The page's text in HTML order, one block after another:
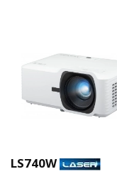
LS740W